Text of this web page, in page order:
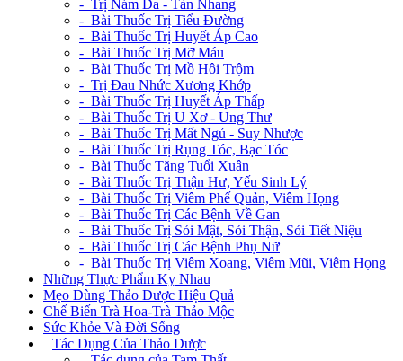
- Trị Nám Da - Tàn Nhang
- Bài Thuốc Trị Tiểu Đường
- Bài Thuốc Trị Huyết Áp Cao
- Bài Thuốc Trị Mỡ Máu
- Bài Thuốc Trị Mồ Hôi Trộm
- Trị Đau Nhức Xương Khớp
- Bài Thuốc Trị Huyết Áp Thấp
- Bài Thuốc Trị U Xơ - Ung Thư
- Bài Thuốc Trị Mất Ngủ - Suy Nhược
- Bài Thuốc Trị Rụng Tóc, Bạc Tóc
- Bài Thuốc Tăng Tuổi Xuân
- Bài Thuốc Trị Thận Hư, Yếu Sinh Lý
- Bài Thuốc Trị Viêm Phế Quản, Viêm Họng
- Bài Thuốc Trị Các Bệnh Về Gan
- Bài Thuốc Trị Sỏi Mật, Sỏi Thận, Sỏi Tiết Niệu
- Bài Thuốc Trị Các Bệnh Phụ Nữ
- Bài Thuốc Trị Viêm Xoang, Viêm Mũi, Viêm Họng
Những Thực Phẩm Kỵ Nhau
Mẹo Dùng Thảo Dược Hiệu Quả
Chế Biến Trà Hoa-Trà Thảo Mộc
Sức Khỏe Và Đời Sống
Tác Dụng Của Thảo Dược